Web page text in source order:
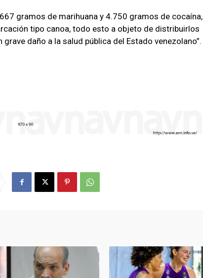
gramos de marihuana y 4.750 gramos de cocaína,
tipo canoa, todo esto a objeto de distribuirlos
daño a la salud pública del Estado venezolano”.